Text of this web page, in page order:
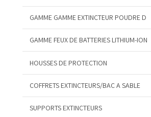
GAMME GAMME EXTINCTEUR POUDRE D
GAMME FEUX DE BATTERIES LITHIUM-ION
HOUSSES DE PROTECTION
COFFRETS EXTINCTEURS/BAC A SABLE
SUPPORTS EXTINCTEURS